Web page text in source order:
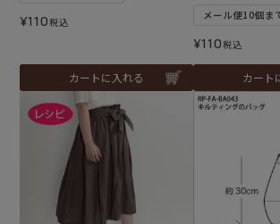
¥110税込
カートに入れる
メール便10個ま
¥110税込
カート